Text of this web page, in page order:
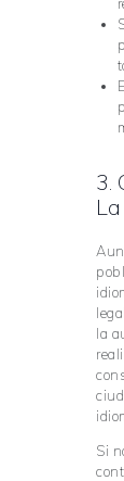
3.
la
Si